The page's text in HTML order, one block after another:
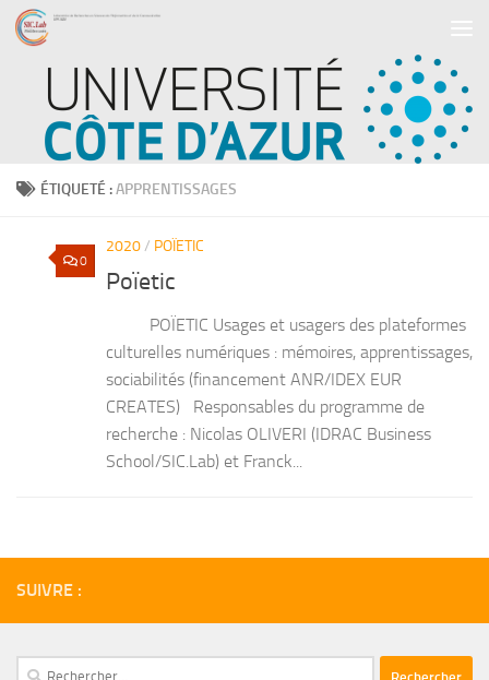
Skip to content
ÉTIQUETÉ :APPRENTISSAGES
0
2020/ POÏETIC
Poïetic
POÏETIC Usages et usagers des plateformes
culturelles numériques : mémoires, apprentissages,
sociabilités (financement ANR/IDEX EUR
CREATES) Responsables du programme de
recherche : Nicolas OLIVERI (IDRAC Business
School/SIC.Lab) et Franck...
SUIVRE :
Rechercher :